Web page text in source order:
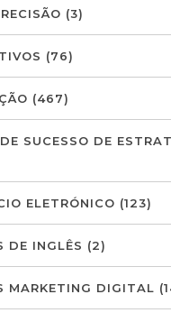
(3)
(76)
(467)
SUCESSO DE
ELETRÓNICO (123)
DE INGLÊS (2)
MARKETING DIGITAL